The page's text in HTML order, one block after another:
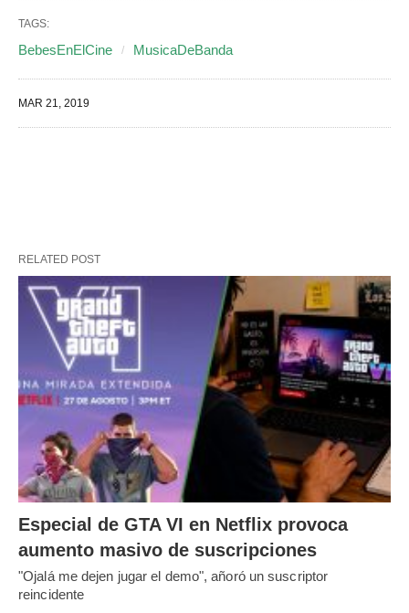
TAGS:
BebesEnElCine MusicaDeBanda
MAR 21, 2019
RELATED POST
Especial de GTA VI en Netflix provoca
aumento masivo de suscripciones
"Ojalá me dejen jugar el demo", añoró un suscriptor
reincidente